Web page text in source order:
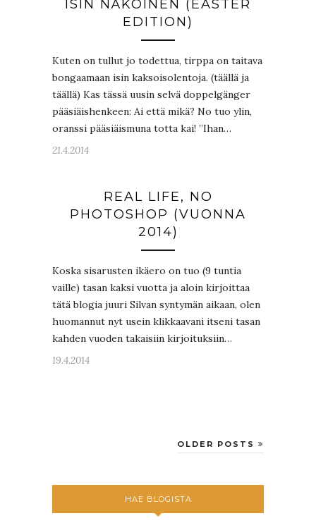
ISIN NÄKÖINEN (EASTER
EDITION)
Kuten on tullut jo todettua, tirppa on taitava
bongaamaan isin kaksoisolentoja. (täällä ja
täällä) Kas tässä uusin selvä doppelgänger
pääsiäishenkeen: Ai että mikä? No tuo ylin,
oranssi pääsiäismuna totta kai! ”Ihan…
21.4.2014
REAL LIFE, NO
PHOTOSHOP (VUONNA
2014)
Koska sisarusten ikäero on tuo (9 tuntia
vaille) tasan kaksi vuotta ja aloin kirjoittaa
tätä blogia juuri Silvan syntymän aikaan, olen
huomannut nyt usein klikkaavani itseni tasan
kahden vuoden takaisiin kirjoituksiin…
19.4.2014
OLDER POSTS
HAE BLOGISTA